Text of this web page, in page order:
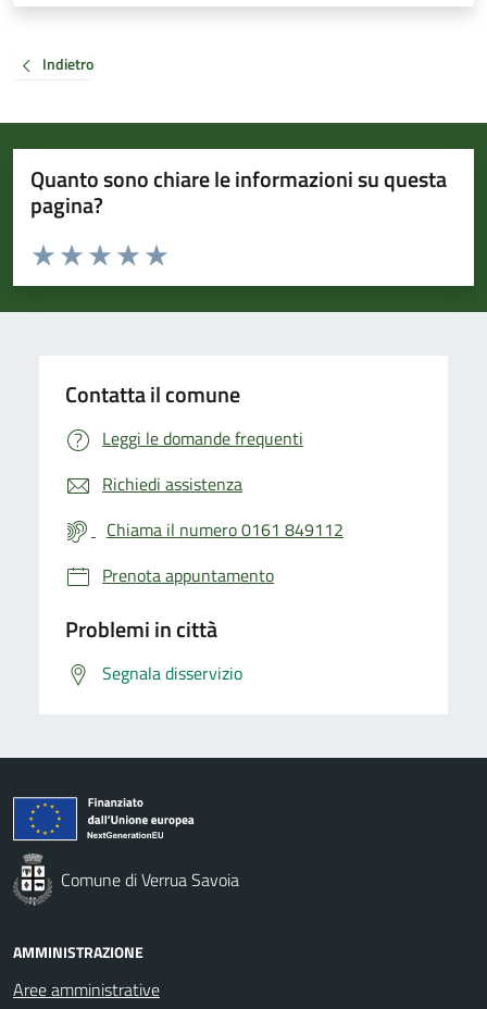
Indietro
Quanto sono chiare le informazioni su questa
pagina?
Valuta da 1 a 5 stelle la pagina
Valuta 5 stelle su 5
Valuta 4 stelle su 5
Valuta 3 stelle su 5
Valuta 2 stelle su 5
Valuta 1 stelle su 5
Contatta il comune
Leggi le domande frequenti
Richiedi assistenza
Chiama il numero 0161 849112
Prenota appuntamento
Problemi in città
Segnala disservizio
Comune di Verrua Savoia
AMMINISTRAZIONE
Aree amministrative